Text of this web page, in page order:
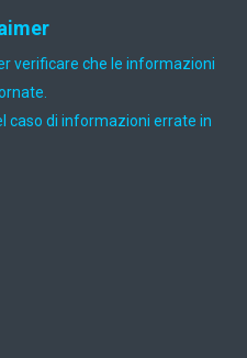
verificare che le informazioni
caso di informazioni errate in